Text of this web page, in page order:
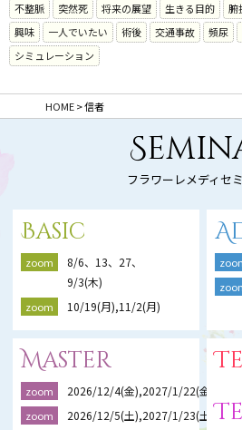
不整脈
突然死 将来の展望 生きる目的 腑
興味
一人でいたい 術後 交通事故 頻尿
シミュレーション
HOME>信者
フラワーレメディセ
Basic
zoom
8/6、13、27、
9/3(木)
zoom 10/19(月),11/2(月)
Master
zoom 2026/12/4(金),2027/1/22(金),2/19(
zoom 2026/12/5(土),2027/1/23(土),2/